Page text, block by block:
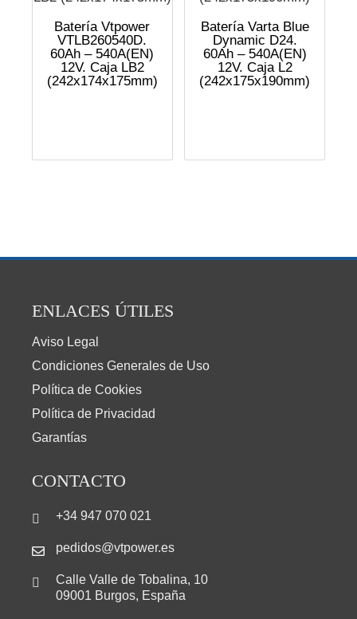
Batería Vtpower
VTLB260540D.
60Ah – 540A(EN)
12V. Caja LB2
(242x174x175mm)
Batería Varta Blue
Dynamic D24.
60Ah – 540A(EN)
12V. Caja L2
(242x175x190mm)
ENLACES ÚTILES
Aviso Legal
Condiciones Generales de Uso
Política de Cookies
Política de Privacidad
Garantías
CONTACTO
+34 947 070 021
pedidos@vtpower.es
Calle Valle de Tobalina, 10
09001 Burgos, España